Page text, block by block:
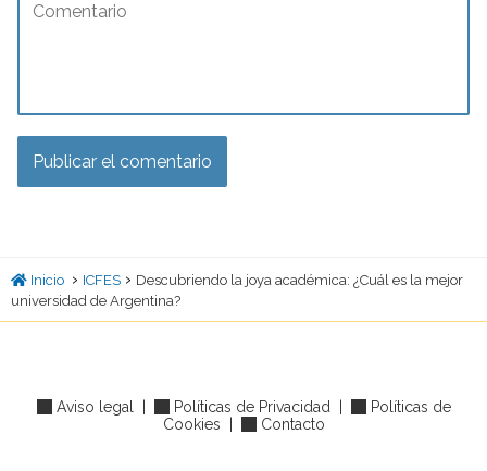
Inicio › ICFES › Descubriendo la joya académica: ¿Cuál es la mejor
universidad de Argentina?
Aviso legal Políticas de Privacidad
Políticas de
Cookies
Contacto